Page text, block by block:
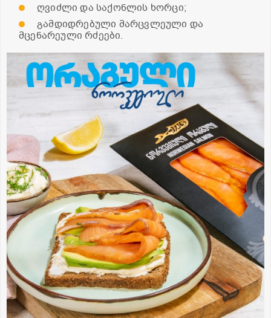
ღვიძლი და საქონლის ხორცი;
გამდიდრებული მარცვლეული და
მცენარეული რძეები.